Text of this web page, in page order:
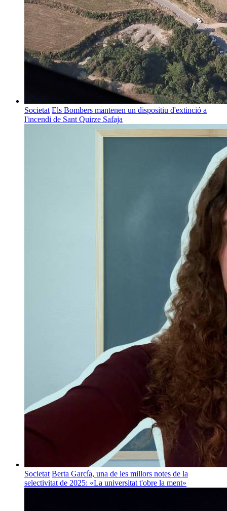
Societat Els Bombers mantenen un dispositiu d'extinció a
l'incendi de Sant Quirze Safaja
Societat Berta García, una de les millors notes de la
selectivitat de 2025: «La universitat t'obre la ment»